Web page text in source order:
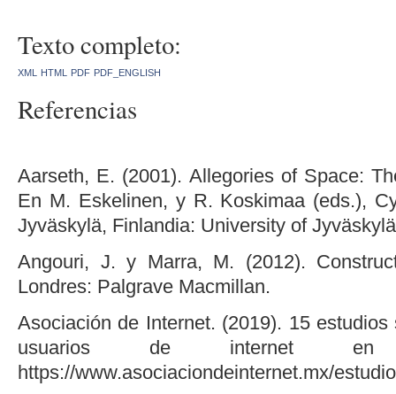
Texto completo:
XML HTML PDF PDF_ENGLISH
Referencias
Aarseth, E. (2001). Allegories of Space:
En M. Eskelinen, y R. Koskimaa (eds.),
Jyväskylä, Finlandia: University of
Angouri, J. y Marra, M. (2012).
Londres: Palgrave Macmillan.
Asociación de Internet. (2019). 15
usuarios de internet en
https://www.asociaciondeinternet.mx/